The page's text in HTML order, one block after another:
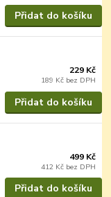
Přidat do košíku
229 Kč
189 Kč bez DPH
Přidat do košíku
499 Kč
412 Kč bez DPH
Přidat do košíku